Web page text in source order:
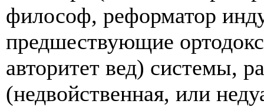
философ, реформатор
предшествующие
авторитет вед) системы,
(недвойственная, или